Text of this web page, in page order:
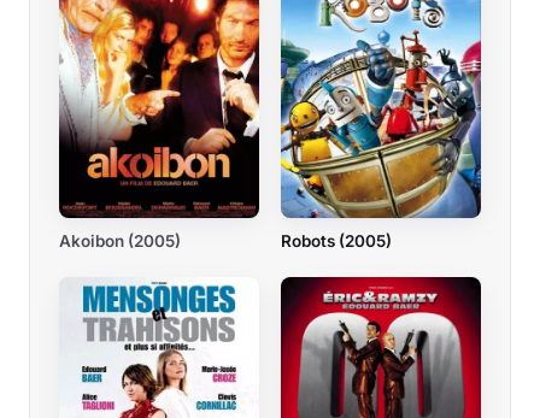
Akoibon (2005) Robots (2005)